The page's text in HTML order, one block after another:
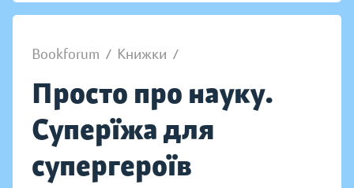
Bookforum / Книжки /
Просто про науку.
Суперїжа для
супергероїв